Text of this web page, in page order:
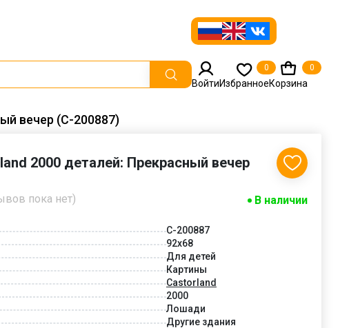
ВойтиИзбранное
0
Корзина
0
вечер (C-200887)
2000 деталей: Прекрасный вечер
пока нет) В наличии
C-200887
92x68
Для детей
Картины
Castorland
2000
Лошади
Другие здания